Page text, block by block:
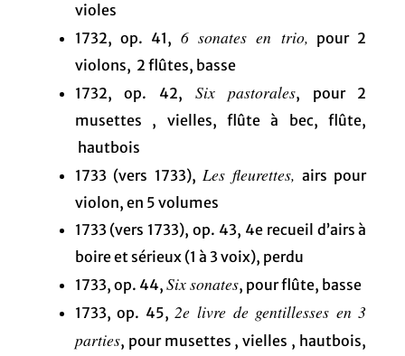
violes
1732, op. 41, 6 sonates en trio, pour 2
violons, 2 flûtes, basse
1732, op. 42, Six pastorales, pour 2
musettes , vielles, flûte à bec, flûte,
hautbois
1733 (vers 1733), Les fleurettes, airs pour
violon, en 5 volumes
1733 (vers 1733), op. 43, 4e recueil d’airs à
boire et sérieux (1 à 3 voix), perdu
1733, op. 44, Six sonates, pour flûte, basse
1733, op. 45,2e livre de gentillesses en 3
parties, pour musettes , vielles , hautbois,